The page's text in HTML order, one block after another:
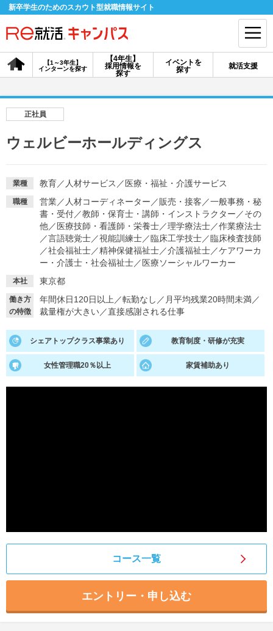
新卒学生のためのスカウト型就職情報サイト
【4年生】
採用情報を
探す
【1～3年生】
インターンを探す
イベントを
探す
就活支援
会員登録 ログイン
採用情報を探す
説明会を探す
インターンを探す
イベントを探す スカウト お知らせ
就活ノウハウ・サポート
就活支援
就活ノウハウが満載！
就活コラム
お役立ち記事・相談室など
適職診断 就活チャンネル
就活ニュースペーパー よくある質問
正社員
ウェルビーホールディングス
業種 教育／ 人材サービス ／ 医療・福祉・介護サービス
職種 営業／ 人材コーディネーター ／販売・接客 ／一般事務・秘
書・受付／教師・保育士・講師・インストラクター ／その
他／ 医療技師・看護師・栄養士／理学療法士／作業療法士
／言語聴覚士／視能訓練士／臨床工学技士／臨床検査技師
／社会福祉士／精神保健福祉士／介護福祉士／ケアワーカ
ー・介護士・社会福祉士／ 医療ソーシャルワーカー
本社 東京都
働き方
の特徴
年間休日120日以上 ／転勤なし ／ 月平均残業20時間未満／
裁量権が大きい／直接感謝される仕事
シェアトップクラス事業あり 教育制度・研修が充実
女性管理職20％以上 家賃補助あり
コース一覧
エントリー・申し込む